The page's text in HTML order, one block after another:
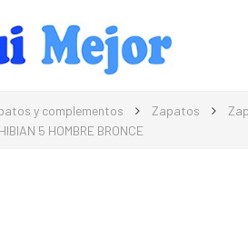
Electrónica,
y complementos Zapatos
5 HOMBRE BRONCE